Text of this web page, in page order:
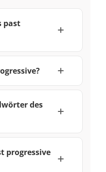
past
des
progressive